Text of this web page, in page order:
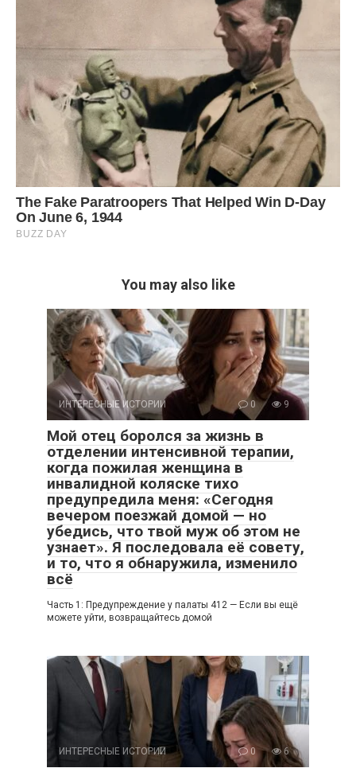
You may also like
ИНТЕРЕСНЫЕ ИСТОРИИ 0 9
Мой отец боролся за жизнь в
отделении интенсивной терапии,
когда пожилая женщина в
инвалидной коляске тихо
предупредила меня: «Сегодня
вечером поезжай домой — но
убедись, что твой муж об этом не
узнает». Я последовала её совету,
и то, что я обнаружила, изменило
всё
Часть 1: Предупреждение у палаты 412 — Если вы ещё
можете уйти, возвращайтесь домой
ИНТЕРЕСНЫЕ ИСТОРИИ 0 6